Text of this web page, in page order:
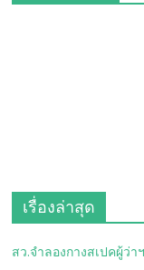
เรื่องล่าสุด
สว.จำลองกางสเปคผู้ว่